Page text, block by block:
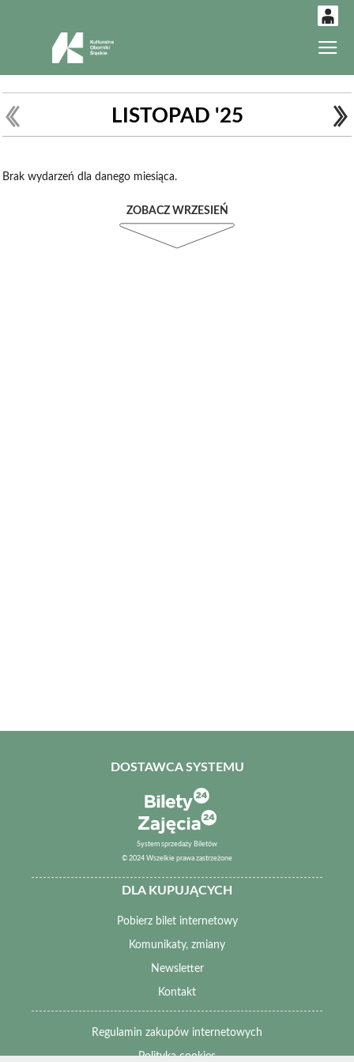
PLN
LISTOPAD '25
Brak wydarzeń dla danego miesiąca.
ZOBACZ WRZESIEŃ
DOSTAWCA SYSTEMU
System sprzedaży Biletów
© 2024 Wszelkie prawa zastrzeżone
DLA KUPUJĄCYCH
Pobierz bilet internetowy
Komunikaty, zmiany
Newsletter
Kontakt
Regulamin zakupów internetowych
Polityka cookies